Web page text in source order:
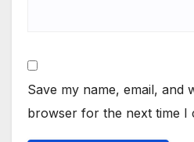
Save my name, email, and
browser for the next time I